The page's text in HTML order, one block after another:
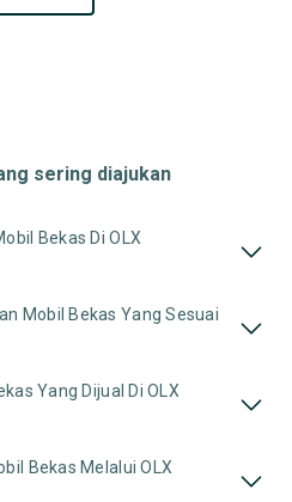
sering diajukan
Bekas Di OLX
Mobil Bekas Yang Sesuai
Yang Dijual Di OLX
Bekas Melalui OLX